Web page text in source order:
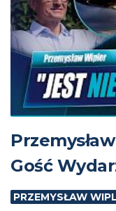
Gość
PRZEMYSŁAW